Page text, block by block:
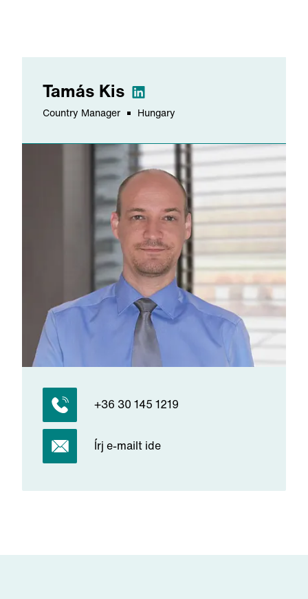
Tamás Kis
Country Manager Hungary
+36 30 145 1219
Írj e-mailt ide